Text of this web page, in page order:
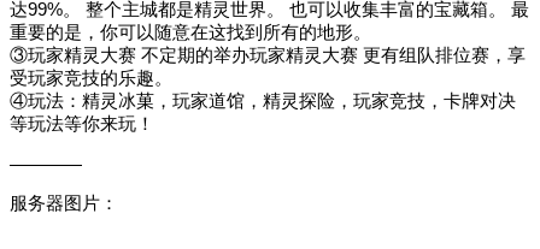
达99%。 整个主城都是精灵世界。 也可以收集丰富的宝藏箱。 最
重要的是，你可以随意在这找到所有的地形。
③玩家精灵大赛 不定期的举办玩家精灵大赛 更有组队排位赛，享
受玩家竞技的乐趣。
④玩法：精灵冰菓，玩家道馆，精灵探险，玩家竞技，卡牌对决
等玩法等你来玩！
————
服务器图片：